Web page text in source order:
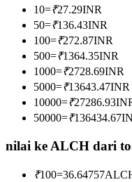
Menjadi Pedagang
Nikmati pembagian
10=₹27.29INR
50=₹136.43INR
100=₹272.87INR
500=₹1364.35INR
1000=₹2728.69INR
5000=₹13643.47INR
10000=₹27286.93
50000=₹136434.67
nilai ke ALCH dari
₹100=36.64757